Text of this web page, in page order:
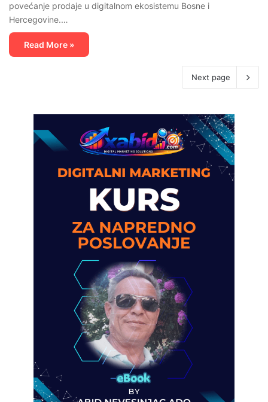
povećanje prodaje u digitalnom ekosistemu Bosne i
Hercegovine.…
Read More »
Next page